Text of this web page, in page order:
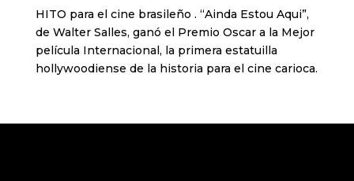
HITO para el cine brasileño . “Ainda Estou Aqui”,
de Walter Salles, ganó el Premio Oscar a la Mejor
película Internacional, la primera estatuilla
hollywoodiense de la historia para el cine carioca.